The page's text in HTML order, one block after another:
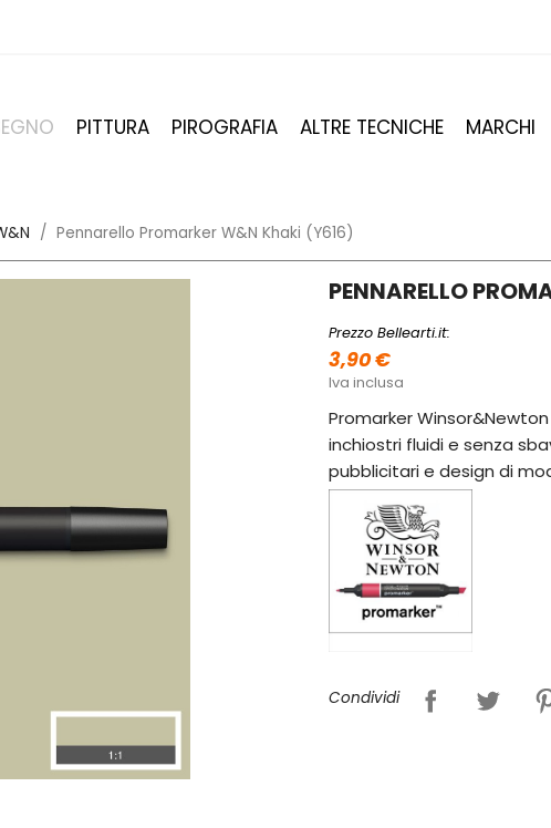
PITTURA PIROGRAFIA ALTRE TECNICHE MARCHI
Pennarello Promarker W&N Khaki (Y616)
PENNARELLO
Prezzo Bellearti.it:
3,90 €
Iva inclusa
Promarker
inchiostri fluidi e senza
pubblicitari e design di
Condividi